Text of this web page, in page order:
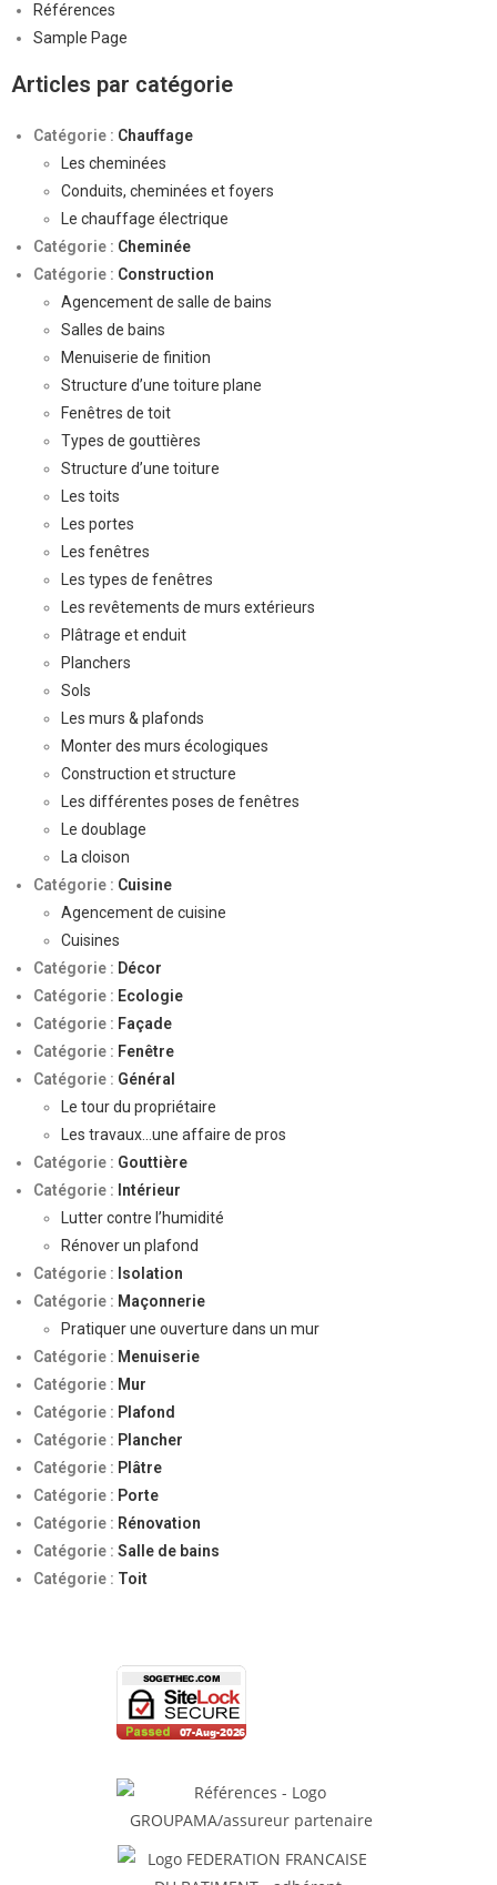
Références
Sample Page
Articles par catégorie
Catégorie : Chauffage
Les cheminées
Conduits, cheminées et foyers
Le chauffage électrique
Catégorie : Cheminée
Catégorie : Construction
Agencement de salle de bains
Salles de bains
Menuiserie de finition
Structure d’une toiture plane
Fenêtres de toit
Types de gouttières
Structure d’une toiture
Les toits
Les portes
Les fenêtres
Les types de fenêtres
Les revêtements de murs extérieurs
Plâtrage et enduit
Planchers
Sols
Les murs & plafonds
Monter des murs écologiques
Construction et structure
Les différentes poses de fenêtres
Le doublage
La cloison
Catégorie : Cuisine
Agencement de cuisine
Cuisines
Catégorie : Décor
Catégorie : Ecologie
Catégorie : Façade
Catégorie : Fenêtre
Catégorie : Général
Le tour du propriétaire
Les travaux…une affaire de pros
Catégorie : Gouttière
Catégorie : Intérieur
Lutter contre l’humidité
Rénover un plafond
Catégorie : Isolation
Catégorie : Maçonnerie
Pratiquer une ouverture dans un mur
Catégorie : Menuiserie
Catégorie : Mur
Catégorie : Plafond
Catégorie : Plancher
Catégorie : Plâtre
Catégorie : Porte
Catégorie : Rénovation
Catégorie : Salle de bains
Catégorie : Toit